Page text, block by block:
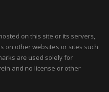
on this site or its servers,
on other websites or sites such
are used solely for
and no license or other